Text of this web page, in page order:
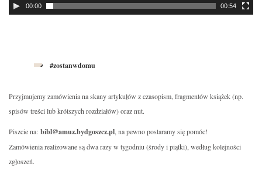
00:00 00:54
#zostanwdomu
Przyjmujemy zamówienia na skany artykułów z czasopism, fragmentów książek (np.
spisów treści lub krótszych rozdziałów) oraz nut.
Piszcie na: bibl@amuz.bydgoszcz.pl , na pewno postaramy się pomóc!
Zamówienia realizowane są dwa razy w tygodniu (środy i piątki), według kolejności
zgłoszeń.